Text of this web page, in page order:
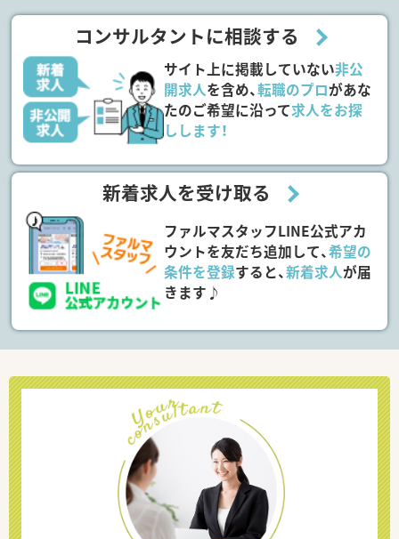
コンサルタントに相談する
サイト上に掲載していない非公
開求人を含め、転職のプロがあな
たのご希望に沿って求人をお探
しします！
新着求人を受け取る
ファルマスタッフLINE公式アカ
ウントを友だち追加して、希望の
条件を登録すると、新着求人が届
きます♪